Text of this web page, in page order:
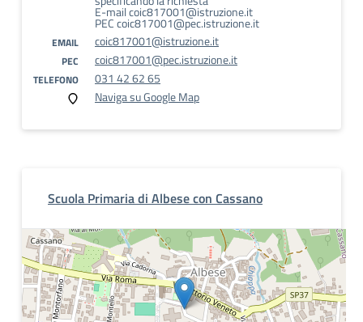
E-mail coic817001@istruzione.it
PEC coic817001@pec.istruzione.it
EMAIL coic817001@istruzione.it
PEC coic817001@pec.istruzione.it
TELEFONO
031 42 62 65
Naviga su Google Map
Scuola Primaria di Albese con Cassano